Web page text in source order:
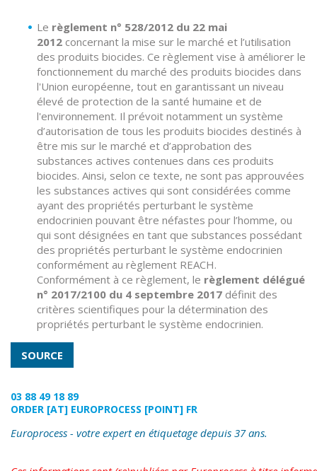
Le règlement n° 528/2012 du 22 mai
2012 concernant la mise sur le marché et l’utilisation
des produits biocides. Ce règlement vise à améliorer le
fonctionnement du marché des produits biocides dans
l'Union européenne, tout en garantissant un niveau
élevé de protection de la santé humaine et de
l'environnement. Il prévoit notamment un système
d’autorisation de tous les produits biocides destinés à
être mis sur le marché et d’approbation des
substances actives contenues dans ces produits
biocides. Ainsi, selon ce texte, ne sont pas approuvées
les substances actives qui sont considérées comme
ayant des propriétés perturbant le système
endocrinien pouvant être néfastes pour l’homme, ou
qui sont désignées en tant que substances possédant
des propriétés perturbant le système endocrinien
conformément au règlement REACH.
Conformément à ce règlement, le règlement délégué
n° 2017/2100 du 4 septembre 2017 définit des
critères scientifiques pour la détermination des
propriétés perturbant le système endocrinien.
SOURCE
03 88 49 18 89
ORDER [AT] EUROPROCESS [POINT] FR
Europrocess - votre expert en étiquetage depuis 37 ans.